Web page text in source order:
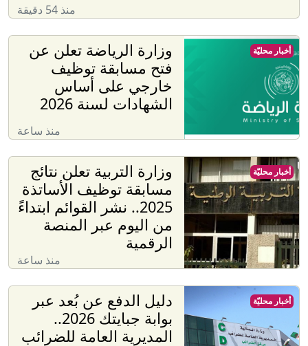
منذ 54 دقيقة
وزارة الرياضة تعلن عن
فتح مسابقة توظيف
خارجي على أساس
الشهادات لسنة 2026
منذ ساعة
أخبار محليّة
وزارة التربية تعلن نتائج
مسابقة توظيف الأساتذة
2025.. نشر القوائم ابتداءً
من اليوم عبر المنصة
الرقمية
منذ ساعة
أخبار محليّة
دليل الدفع عن بُعد عبر
بوابة جبايتك 2026..
المديرية العامة للضرائب
أخبار محليّة